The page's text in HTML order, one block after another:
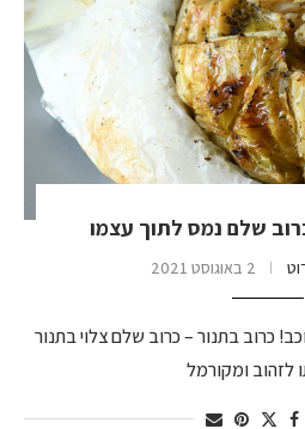
שלם נמס לתוך עצמו
2 באוגוסט 2021
כרוב בתנור – כרוב שלם צלוי בתנור
לזהוב ומקורמל